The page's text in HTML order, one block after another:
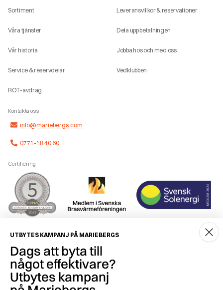
Sortiment
Våra tjänster
Vår historia
Service & reservdelar
ROT-avdrag
Leveransvillkor & reservationer
Dela upp betalningen
Jobba hos och med oss
Vedklubben
Kontakta oss
info@mariebergs.com
0771-18 40 60
Certifiering
Smidig betalning
UTBYTES KAMPANJ PÅ MARIEBERGS
Dags att byta till
något effektivare?
Utbytes kampanj